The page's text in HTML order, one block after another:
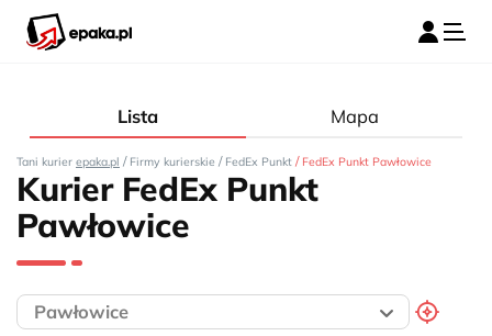
Lista Mapa
Tani kurier epaka.pl / Firmy kurierskie / FedEx Punkt / FedEx Punkt Pawłowice
Kurier FedEx Punkt
Pawłowice